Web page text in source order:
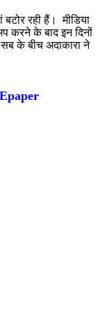
रही हैं। मीडिया
करने के बाद इन दिनों
के बीच अदाकारा ने